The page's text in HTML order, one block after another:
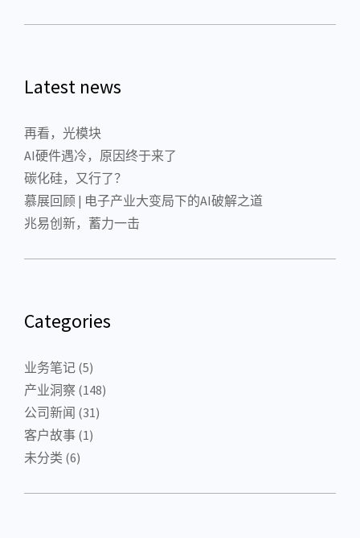
Latest news
再看，光模块
AI硬件遇冷，原因终于来了
碳化硅，又行了？
慕展回顾 | 电子产业大变局下的AI破解之道
兆易创新，蓄力一击
Categories
业务笔记 (5)
产业洞察 (148)
公司新闻 (31)
客户故事 (1)
未分类 (6)